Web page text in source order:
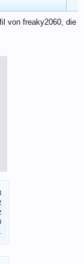
von freaky2060, die